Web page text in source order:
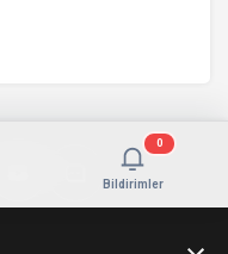
Bildirimler
0